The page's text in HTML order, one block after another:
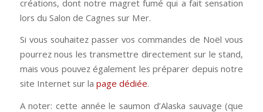
créations, dont notre magret fumé qui a fait sensation
lors du Salon de Cagnes sur Mer.
Si vous souhaitez passer vos commandes de Noël vous
pourrez nous les transmettre directement sur le stand,
mais vous pouvez également les préparer depuis notre
site Internet sur la page dédiée.
A noter: cette année le saumon d’Alaska sauvage (que